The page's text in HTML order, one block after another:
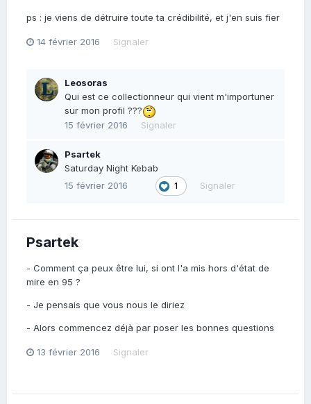
ps : je viens de détruire toute ta crédibilité, et j'en suis fier
14 février 2016 Signaler
Leosoras
Qui est ce collectionneur qui vient m'importuner
sur mon profil ???
15 février 2016
Signaler
Psartek
Saturday Night Kebab
15 février 2016
1 Signaler
Psartek
- Comment ça peux être lui, si ont l'a mis hors d'état de
mire en 95 ?
- Je pensais que vous nous le diriez
- Alors commencez déjà par poser les bonnes questions
13 février 2016 Signaler